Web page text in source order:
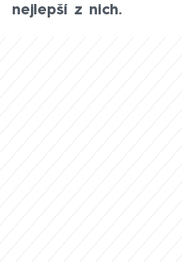
nejlepší z nich.